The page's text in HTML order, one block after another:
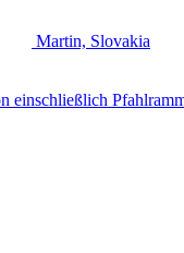
Martin, Slovakia
einschließlich